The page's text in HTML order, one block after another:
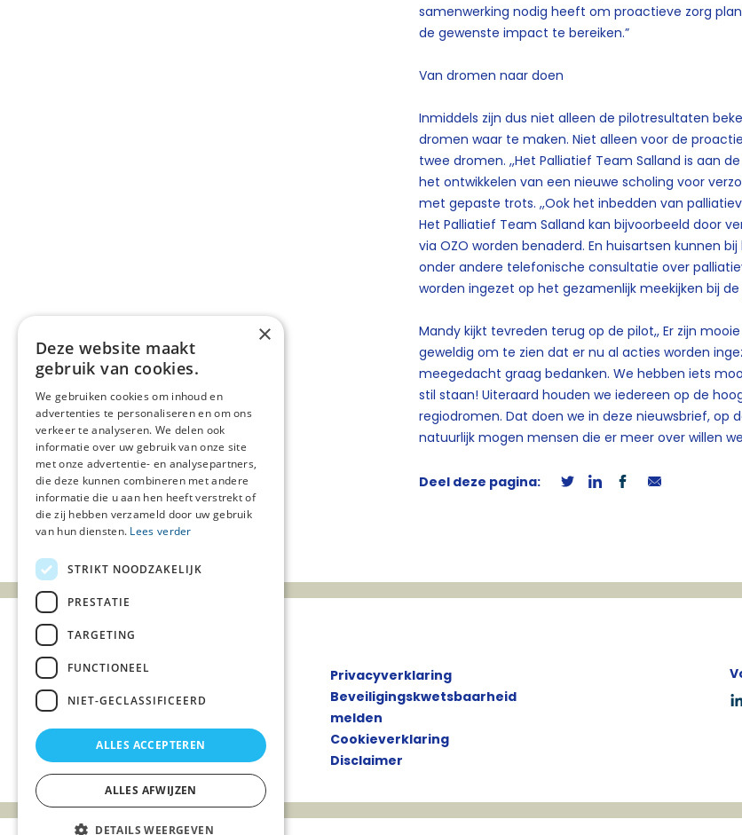
samenwerking nodig heeft om proactieve zorg
de gewenste impact te bereiken.”
Van dromen naar doen
Inmiddels zijn dus niet alleen de pilotresultaten
dromen waar te maken. Niet alleen voor de
twee dromen. ,,Het Palliatief Team Salland is aan
het ontwikkelen van een nieuwe scholing voor
met gepaste trots. ,,Ook het inbedden van
Het Palliatief Team Salland kan bijvoorbeeld door
via OZO worden benaderd. En huisartsen kunnen
onder andere telefonische consultatie over
worden ingezet op het gezamenlijk meekijken bij de
Mandy kijkt tevreden terug op de pilot,, Er zijn
geweldig om te zien dat er nu al acties worden
meegedacht graag bedanken. We hebben iets
stil staan! Uiteraard houden we iedereen op de
regiodromen. Dat doen we in deze nieuwsbrief, op
natuurlijk mogen mensen die er meer over willen
Deel deze pagina:
Privacyverklaring
Beveiligingskwetsbaarheid
melden
Cookieverklaring
Disclaimer
×
Deze website maakt
gebruik van cookies.
We gebruiken cookies om inhoud en
advertenties te personaliseren en om ons
verkeer te analyseren. We delen ook
informatie over uw gebruik van onze site
met onze advertentie- en analysepartners,
die deze kunnen combineren met andere
informatie die u aan hen heeft verstrekt of
die zij hebben verzameld door uw gebruik
van hun diensten. Lees verder
STRIKT NOODZAKELIJK
PRESTATIE
TARGETING
FUNCTIONEEL
NIET-GECLASSIFICEERD
ALLES ACCEPTEREN
ALLES AFWIJZEN
DETAILS WEERGEVEN